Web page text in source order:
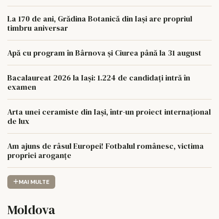
La 170 de ani, Grădina Botanică din Iași are propriul
timbru aniversar
Apă cu program în Bârnova și Ciurea până la 31 august
Bacalaureat 2026 la Iași: 1.224 de candidați intră în
examen
Arta unei ceramiste din Iași, într-un proiect internațional
de lux
Am ajuns de râsul Europei! Fotbalul românesc, victima
propriei aroganțe
MAI MULTE
Moldova